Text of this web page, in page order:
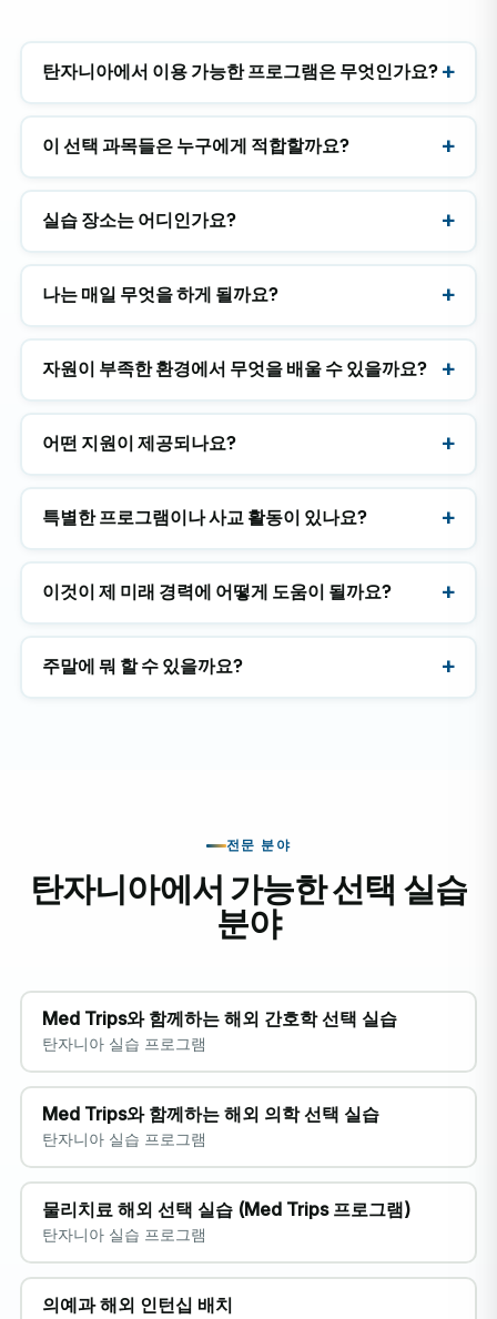
응급실
육아
치과
여러분은 탄자니아의 의료 시스템에 대한 귀중한 통찰력
을 얻고, 고국에서는 흔히 볼 수 없는 사례들을 관찰하며,
것입니다.
참고: 예비 의대생 및 1학년 학생은 참관 위주의 실습을 하
게 됩니다. 고학년 학생은 시설 및 지도교수의 판단에 따라
기본적인 업무를 지원할 수 있습니다.
탄자니아에서 이용 가능한 프로그램은 무엇인가요?
이 선택 과목들은 누구에게 적합할까요?
실습 장소는 어디인가요?
나는 매일 무엇을 하게 될까요?
자원이 부족한 환경에서 무엇을 배울 수 있을까요?
어떤 지원이 제공되나요?
특별한 프로그램이나 사교 활동이 있나요?
이것이 제 미래 경력에 어떻게 도움이 될까요?
주말에 뭐 할 수 있을까요?
전문 분야
탄자니아에서 가능한 선택 실습
분야
Med Trips와 함께하는 해외 간호학 선택 실습
탄자니아 실습 프로그램
Med Trips와 함께하는 해외 의학 선택 실습
탄자니아 실습 프로그램
물리치료 해외 선택 실습 (Med Trips 프로그램)
탄자니아 실습 프로그램
의예과 해외 인턴십 배치